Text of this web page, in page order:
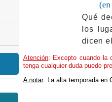
Qué
los
dicen
Atención: Excepto cuando la
tenga cualquier duda puede
A notar: La alta temporada en